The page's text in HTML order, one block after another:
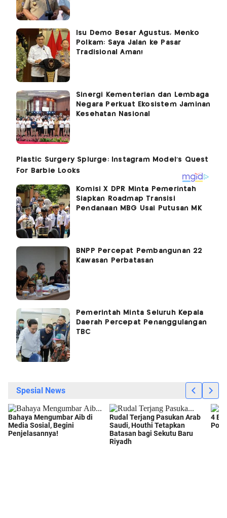
Isu Demo Besar Agustus, Menko
Polkam: Saya Jalan ke Pasar
Tradisional Aman!
Sinergi Kementerian dan Lembaga
Negara Perkuat Ekosistem Jaminan
Kesehatan Nasional
Komisi X DPR Minta Pemerintah
Siapkan Roadmap Transisi
Pendanaan MBG Usai Putusan MK
BNPP Percepat Pembangunan 22
Kawasan Perbatasan
Pemerintah Minta Seluruh Kepala
Daerah Percepat Penanggulangan
TBC